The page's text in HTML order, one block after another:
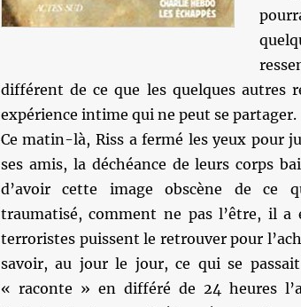
différent de ce que les quelques autres
expérience intime qui ne peut se partager.
Ce matin-là, Riss a fermé les yeux pour
ses amis, la déchéance de leurs corps
d’avoir cette image obscène de ce
traumatisé, comment ne pas l’être, il a
terroristes puissent le retrouver pour
savoir, au jour le jour, ce qui se
« raconte » en différé de 24 heures